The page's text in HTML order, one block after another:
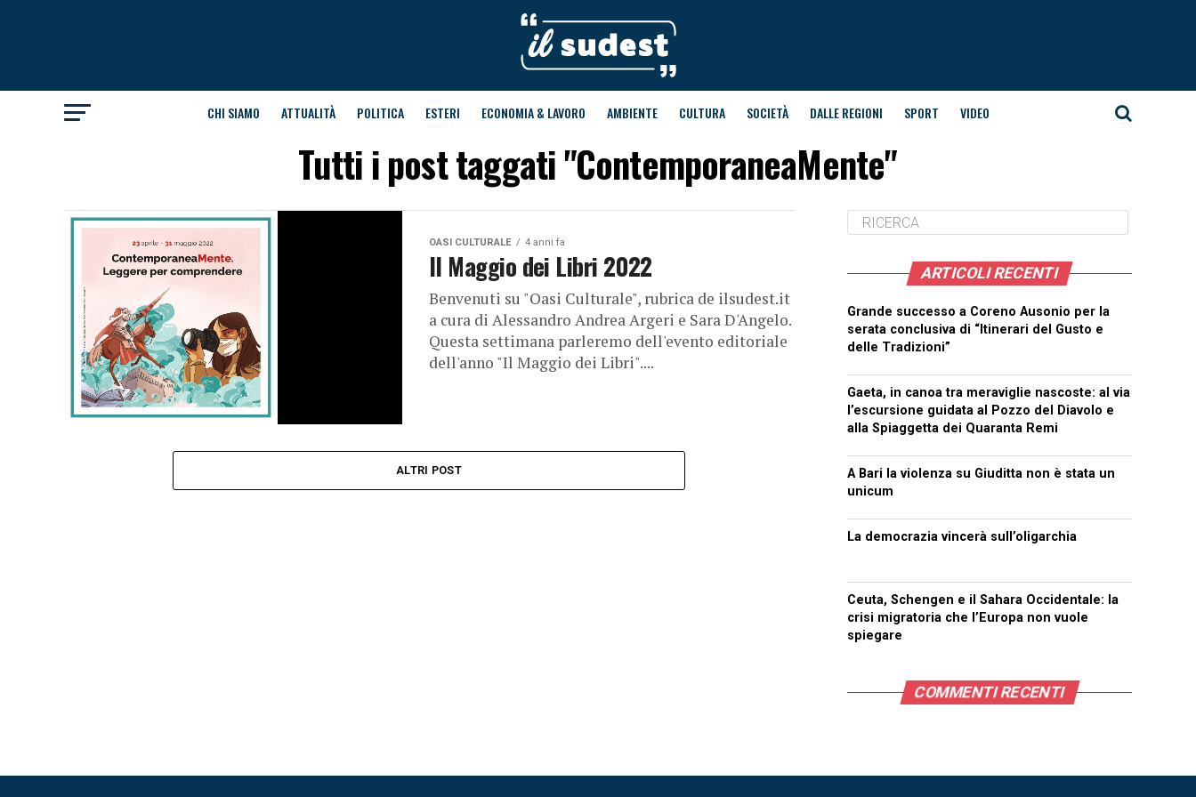
CHI SIAMO ATTUALITÀ POLITICA ESTERI ECONOMIA & LAVORO AMBIENTE CULTURA SOCIETÀ DALLE REGIONI SPORT VIDEO
Tutti i post taggati "ContemporaneaMente"
OASI CULTURALE 4 anni fa
Il Maggio dei Libri 2022
Benvenuti su "Oasi Culturale", rubrica de ilsudest.it
a cura di Alessandro Andrea Argeri e Sara D'Angelo.
Questa settimana parleremo dell'evento editoriale
dell'anno "Il Maggio dei Libri"....
ALTRI POST
ARTICOLI RECENTI
Grande successo a Coreno Ausonio per la
serata conclusiva di “Itinerari del Gusto e
delle Tradizioni”
Gaeta, in canoa tra meraviglie nascoste: al via
l’escursione guidata al Pozzo del Diavolo e
alla Spiaggetta dei Quaranta Remi
A Bari la violenza su Giuditta non è stata un
unicum
La democrazia vincerà sull’oligarchia
Ceuta, Schengen e il Sahara Occidentale: la
crisi migratoria che l’Europa non vuole
spiegare
COMMENTI RECENTI